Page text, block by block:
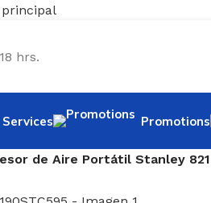
hrs.
Services Promotions
de Aire Portátil Stanley